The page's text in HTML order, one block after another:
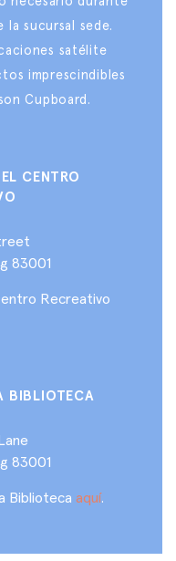
sucursal sede.
satélite
imprescindibles
Cupboard.
CENTRO
83001
Recreativo
BIBLIOTECA
83001
Biblioteca aquí.